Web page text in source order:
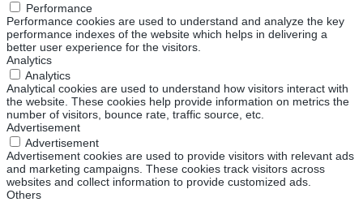
Performance
Performance cookies are used to understand and analyze the key
performance indexes of the website which helps in delivering a
better user experience for the visitors.
Analytics
Analytics
Analytical cookies are used to understand how visitors interact with
the website. These cookies help provide information on metrics the
number of visitors, bounce rate, traffic source, etc.
Advertisement
Advertisement
Advertisement cookies are used to provide visitors with relevant ads
and marketing campaigns. These cookies track visitors across
websites and collect information to provide customized ads.
Others